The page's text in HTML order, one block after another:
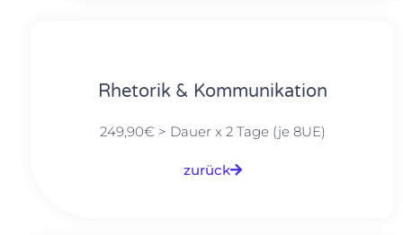
Rhetorik & Kommunikation
249,90€ > Dauer x 2 Tage (je 8UE)
zurück